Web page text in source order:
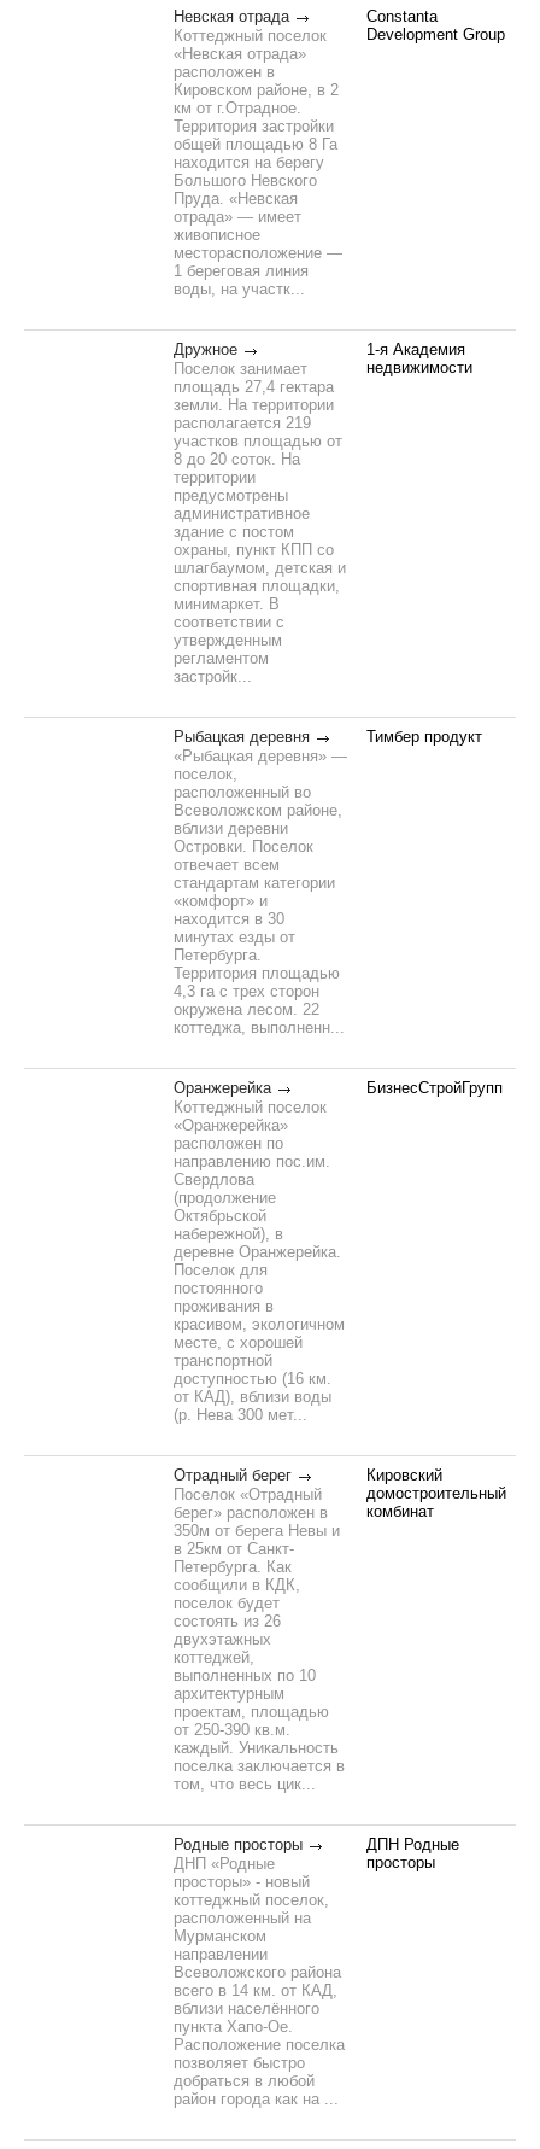
Невская отрада
Коттеджный поселок
«Невская отрада»
расположен в
Кировском районе, в 2
км от г.Отрадное.
Территория застройки
общей площадью 8 Га
находится на берегу
Большого Невского
Пруда. «Невская
отрада» — имеет
живописное
месторасположение —
1 береговая линия
воды, на участк...
Constanta
Development Group
Дружное
Поселок занимает
площадь 27,4 гектара
земли. На территории
располагается 219
участков площадью от
8 до 20 соток. На
территории
предусмотрены
административное
здание с постом
охраны, пункт КПП со
шлагбаумом, детская и
спортивная площадки,
минимаркет. В
соответствии с
утвержденным
регламентом
застройк...
1-я Академия
недвижимости
Рыбацкая деревня
«Рыбацкая деревня» —
поселок,
расположенный во
Всеволожском районе,
вблизи деревни
Островки. Поселок
отвечает всем
стандартам категории
«комфорт» и
находится в 30
минутах езды от
Петербурга.
Территория площадью
4,3 га с трех сторон
окружена лесом. 22
коттеджа, выполненн...
Тимбер продукт
Оранжерейка
Коттеджный поселок
«Оранжерейка»
расположен по
направлению пос.им.
Свердлова
(продолжение
Октябрьской
набережной), в
деревне Оранжерейка.
Поселок для
постоянного
проживания в
красивом, экологичном
месте, с хорошей
транспортной
доступностью (16 км.
от КАД), вблизи воды
(р. Нева 300 мет...
БизнесСтройГрупп
Отрадный берег
Поселок «Отрадный
берег» расположен в
350м от берега Невы и
в 25км от Санкт-
Петербурга. Как
сообщили в КДК,
поселок будет
состоять из 26
двухэтажных
коттеджей,
выполненных по 10
архитектурным
проектам, площадью
от 250-390 кв.м.
каждый. Уникальность
поселка заключается в
том, что весь цик...
Кировский
домостроительный
комбинат
Родные просторы
ДНП «Родные
просторы» - новый
коттеджный поселок,
расположенный на
Мурманском
направлении
Всеволожского района
всего в 14 км. от КАД,
вблизи населённого
пункта Хапо-Ое.
Расположение поселка
позволяет быстро
добраться в любой
район города как на ...
ДПН Родные
просторы